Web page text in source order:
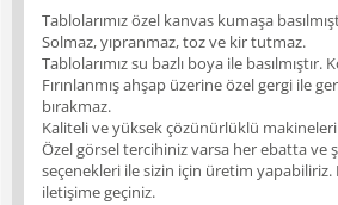
Tablolarımız özel kanvas kumaşa
Solmaz, yıpranmaz, toz ve kir tutmaz.
Tablolarımız su bazlı boya ile basılmıştır.
Fırınlanmış ahşap üzerine özel gergi ile
bırakmaz.
Kaliteli ve yüksek çözünürlüklü
Özel görsel tercihiniz varsa her ebatta ve
seçenekleri ile sizin için üretim
iletişime geçiniz.